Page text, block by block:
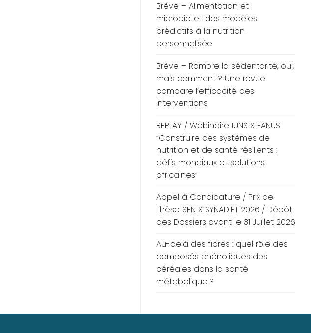
Brève – Alimentation et
microbiote : des modèles
prédictifs à la nutrition
personnalisée
Brève – Rompre la sédentarité, oui,
mais comment ? Une revue
compare l’efficacité des
interventions
REPLAY / Webinaire IUNS X FANUS
“Construire des systèmes de
nutrition et de santé résilients :
défis mondiaux et solutions
africaines”
Appel à Candidature / Prix de
Thèse SFN X SYNADIET 2026 / Dépôt
des Dossiers avant le 31 Juillet 2026
Au-delà des fibres : quel rôle des
composés phénoliques des
céréales dans la santé
métabolique ?